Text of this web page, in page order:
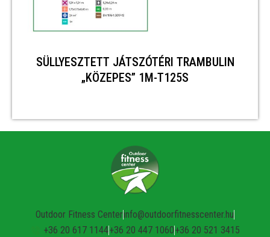
SÜLLYESZTETT JÁTSZÓTÉRI TRAMBULIN
„KÖZEPES” 1M-T125S
Outdoor Fitness Centerinfo@outdoorfitnesscenter.hu
+36 20 617 1144+36 20 447 1060+36 20 521 3415